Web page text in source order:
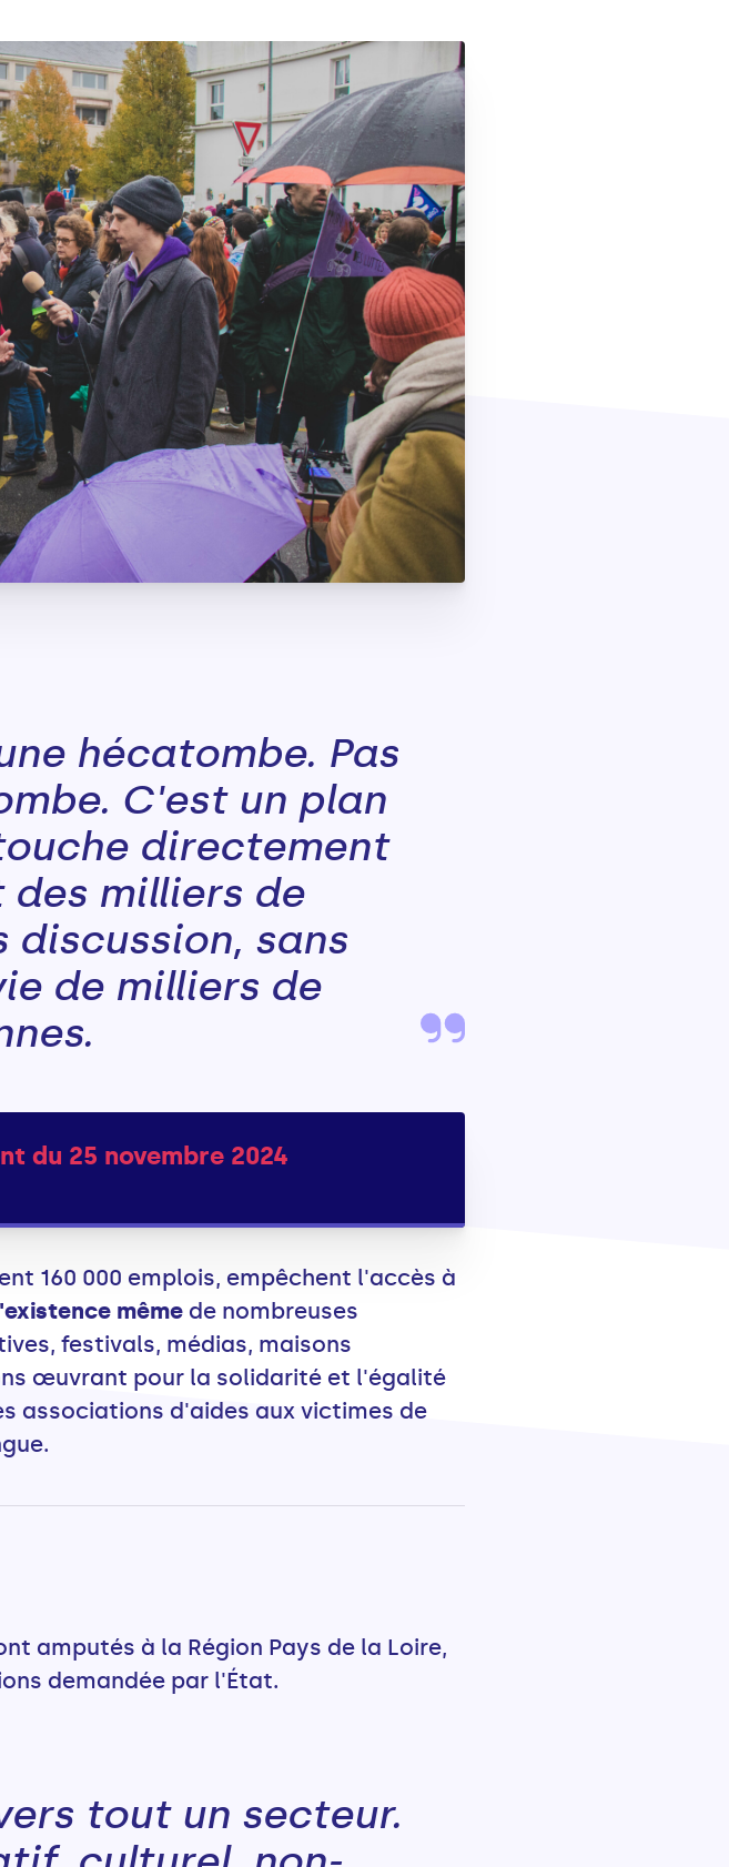
hécatombe. Pas
C'est un plan
directement
milliers de
discussion, sans
de milliers de
du 25 novembre 2024
160 000 emplois, empêchent l'accès à
même de nombreuses
festivals, médias, maisons
œuvrant pour la solidarité et l'égalité
associations d'aides aux victimes de
amputés à la Région Pays de la Loire,
demandée par l'État.
tout un secteur.